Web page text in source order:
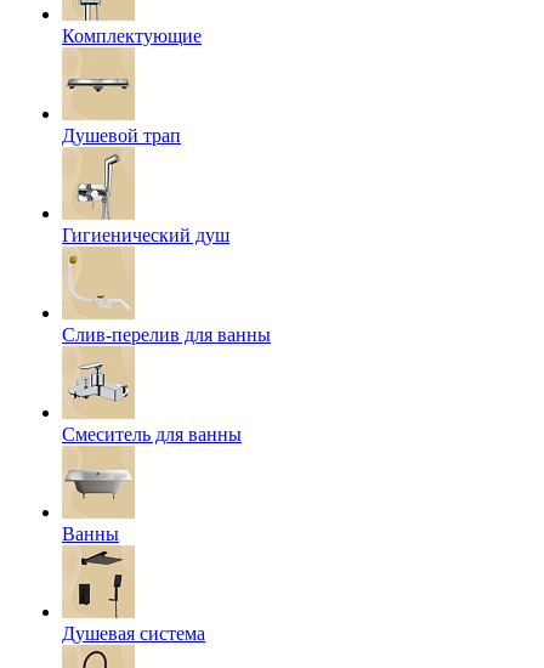
Комплектующие
Душевой трап
Гигиенический душ
Слив-перелив для ванны
Смеситель для ванны
Ванны
Душевая система